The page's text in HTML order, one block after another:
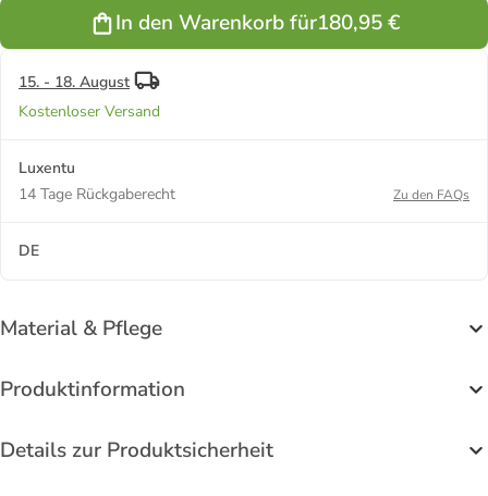
Creme
Braun
In den Warenkorb für180,95 €
15. - 18. August
Kostenloser Versand
Luxentu
14 Tage Rückgaberecht
Zu den FAQs
DE
Material & Pflege
Produktinformation
Details zur Produktsicherheit